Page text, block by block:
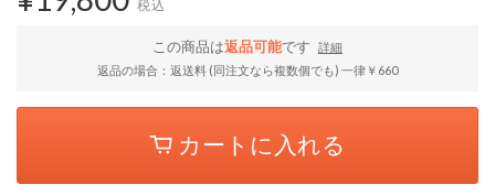
税込
この商品は返品可能です
詳細
返品の場合：返送料 (同注文なら複数個でも) 一律￥660
カートに入れる